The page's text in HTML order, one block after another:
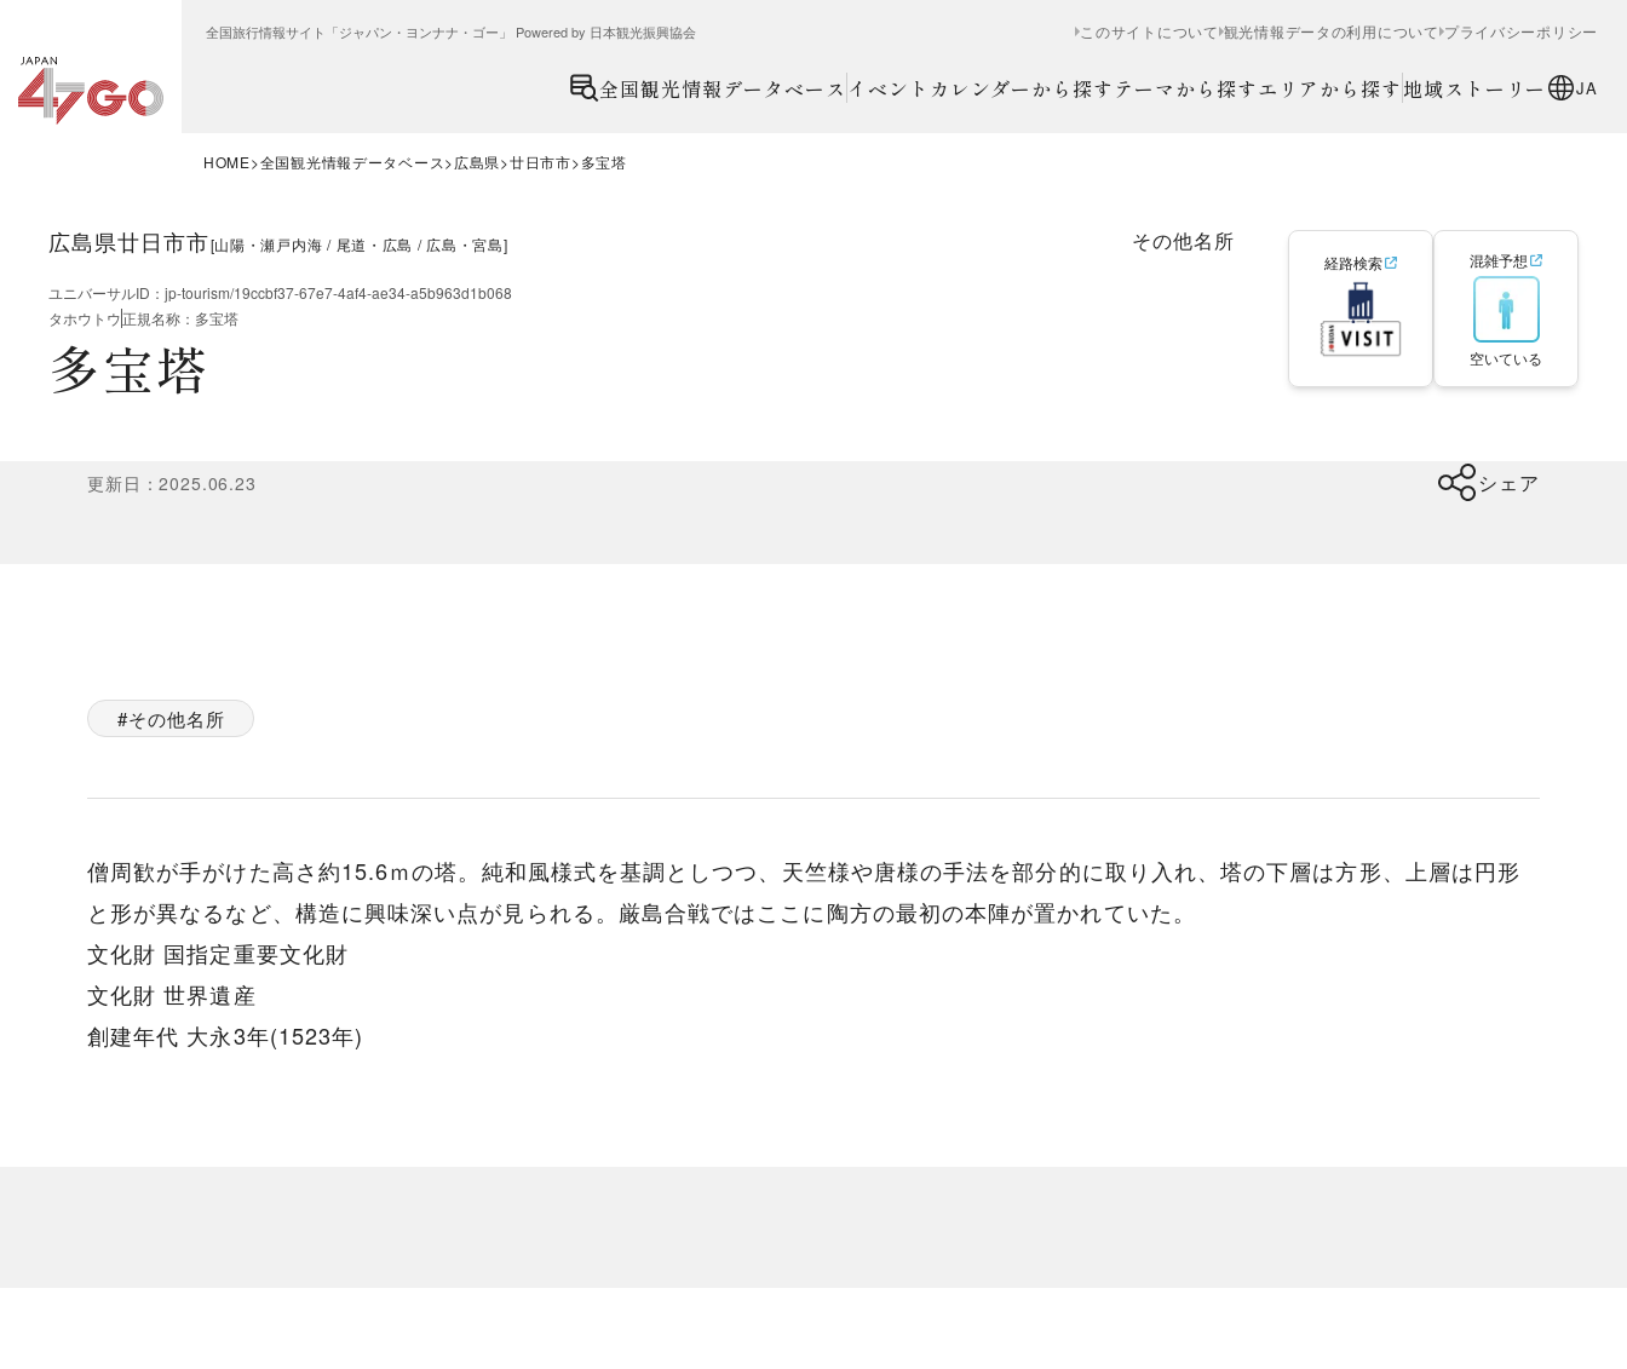
全国旅行情報サイト「ジャパン・ヨンナナ・ゴー」 Powered by 日本観光振興協会 このサイトについて 観光情報データの利用について プライバシーポリシー
全国観光情報データベース イベントカレンダーから探す テーマから探すエリアから探す 地域ストーリー JA
HOME 全国観光情報データベース 広島県 廿日市市 多宝塔
広島県廿日市市[山陽・瀬戸内海 尾道・広島 広島・宮島] その他名所
ユニバーサルID ： jp-tourism/19ccbf37-67e7-4af4-ae34-a5b963d1b068
タホウトウ正規名称 ： 多宝塔
多宝塔
経路検索 混雑予想
空いている
更新日 ：2025.06.23 シェア
その他名所
僧周歓が手がけた高さ約15.6ｍの塔。純和風様式を基調としつつ、天竺様や唐様の手法を部分的に取り入れ、塔の下層は方形、上層は円形
と形が異なるなど、構造に興味深い点が見られる。厳島合戦ではここに陶方の最初の本陣が置かれていた。
文化財 国指定重要文化財
文化財 世界遺産
創建年代 大永3年(1523年)